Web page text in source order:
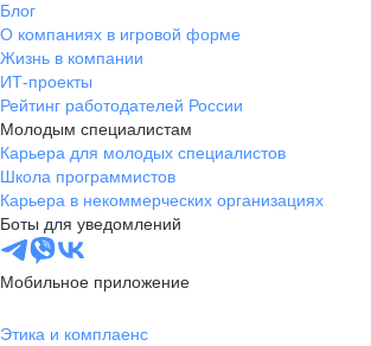
Блог
О компаниях в игровой форме
Жизнь в компании
ИТ-проекты
Рейтинг работодателей России
Молодым специалистам
Карьера для молодых специалистов
Школа программистов
Карьера в некоммерческих организациях
Боты для уведомлений
Мобильное приложение
Этика и комплаенс